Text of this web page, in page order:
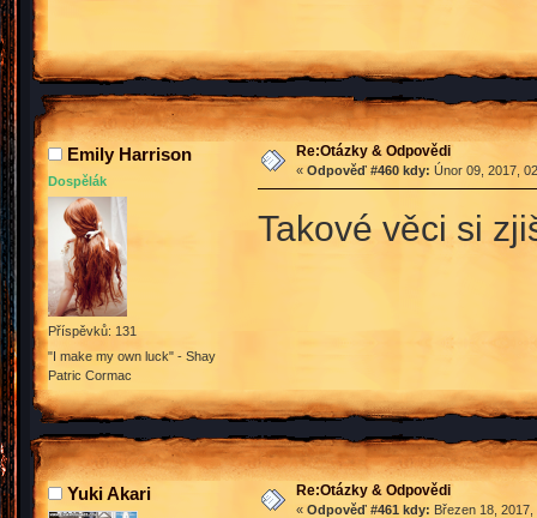
Emily Harrison
Dospělák
Příspěvků: 131
"I make my own luck" - Shay
Patric Cormac
Re:Otázky & Odpovědi
« Odpověď #460 kdy: Únor 09, 2017,
Takové věci si
Yuki Akari Re:Otázky & Odpovědi
« Odpověď #461 kdy: Březen 18,